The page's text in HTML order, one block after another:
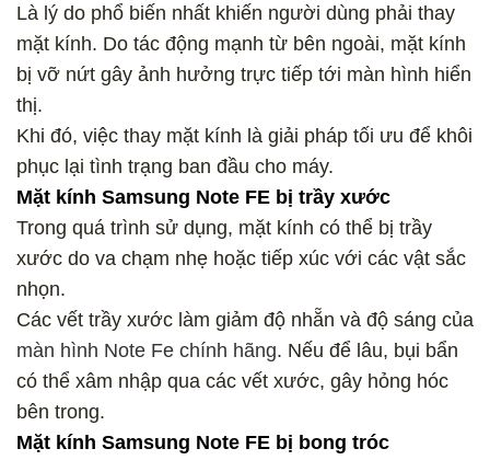
Là lý do phổ biến nhất khiến người dùng phải thay
mặt kính. Do tác động mạnh từ bên ngoài, mặt kính
bị vỡ nứt gây ảnh hưởng trực tiếp tới màn hình hiển
thị.
Khi đó, việc thay mặt kính là giải pháp tối ưu để khôi
phục lại tình trạng ban đầu cho máy.
Mặt kính Samsung Note FE bị trầy xước
Trong quá trình sử dụng, mặt kính có thể bị trầy
xước do va chạm nhẹ hoặc tiếp xúc với các vật sắc
nhọn.
Các vết trầy xước làm giảm độ nhẵn và độ sáng của
màn hình Note Fe chính hãng. Nếu để lâu, bụi bẩn
có thể xâm nhập qua các vết xước, gây hỏng hóc
bên trong.
Mặt kính Samsung Note FE bị bong tróc